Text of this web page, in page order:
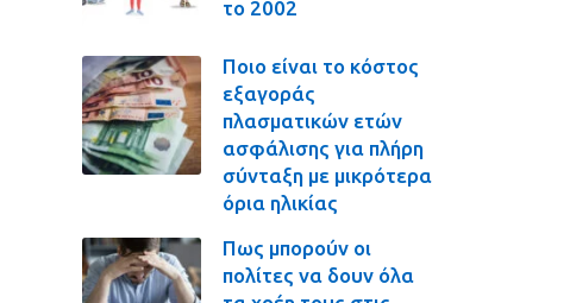
το 2002
Ποιο είναι το κόστος
εξαγοράς
πλασματικών ετών
ασφάλισης για πλήρη
σύνταξη με μικρότερα
όρια ηλικίας
Πως μπορούν οι
πολίτες να δουν όλα